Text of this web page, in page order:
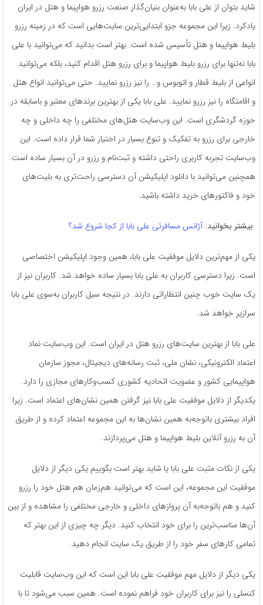
شاید بتوان از علی بابا به‌عنوان بنیان‌گذار صنعت رزرو هواپیما و هتل در ایران
یادکرد. زیرا این مجموعه جزو ابتدایی‌ترین سایت‌هایی است که در زمینه رزرو
بلیط هواپیما و هتل تأسیس شده است. بهتر است بدانید که می‌توانید با علی
بابا نه‌تنها برای رزرو بلیط هواپیما و برای رزرو هتل اقدام کنید، بلکه می‌توانید
انواعی از بلیط قطار و اتوبوس و… را نیز رزرو نمایید. حتی می‌توانید انواع هتل
و اقامتگاه را نیز رزرو نمایید. علی بابا یکی از بهترین برندهای معتبر و باسابقه در
حوزه گردشگری است. این وب‌سایت هتل‌های مختلفی را چه داخلی و چه
خارجی برای رزرو به تفکیک و تنوع بسیار در اختیار شما قرار داده است. این
وب‌سایت تجربه کاربری راحتی داشته و ثبت‌نام و رزرو در آن بسیار ساده است.
همچنین می‌توانید با دانلود اپلیکیشن آن دسترسی راحت‌تری به بلیت‌های
خود و فاکتورهای خرید داشته باشید.
بیشتر بخوانید:آژانس مسافرتی علی بابا از کجا شروع شد؟
یکی از مهم‌ترین دلایل موفقیت علی بابا، همین وجود اپلیکیشن اختصاصی
است. زیرا دسترسی کاربران به علی بابا بسیار ساده خواهد شد. کاربران نیز از
یک سایت خوب چنین انتظاراتی دارند. در نتیجه سیل کاربران به‌سوی علی بابا
سرازیر خواهد شد.
علی بابا از بهترین سایت‌های رزرو هتل در ایران است. این وب‌سایت نماد
اعتماد الکترونیکی، نشان ملی، ثبت رسانه‌های دیجیتال، مجوز سازمان
هواپیمایی کشور و عضویت اتحادیه کشوری کسب‌وکارهای مجازی را دارد.
یکدیگر از دلایل موفقیت علی بابا نیز گرفتن همین نشان‌های اعتماد است. زیرا
افراد بیشتری باتوجه‌به همین نشان‌ها به این مجموعه اعتماد کرده و از طریق
آن به رزرو آنلاین بلیط هواپیما و هتل می‌پردازند.
یکی از نکات مثبت علی بابا یا شاید بهتر است بگوییم یکی دیگر از دلایل
موفقیت این مجموعه، این است که می‌توانید هم‌زمان هم هتل خود را رزرو
کنید و هم باتوجه‌به آن پروازهای داخلی و خارجی مختلفی را مشاهده و از بین
آن‌ها مناسب‌ترین را برای خود انتخاب کنید. دیگر چه چیزی از این بهتر که
تمامی کارهای سفر خود را از طریق یک سایت انجام دهید.
یکی دیگر از دلایل مهم موفقیت علی بابا این است که این وب‌سایت قابلیت
کنسلی را نیز برای کاربران خود فراهم نموده است. همین سبب می‌شود تا با